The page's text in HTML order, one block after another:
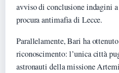
avviso di conclusione indagini
procura antimafia di Lecce.
Parallelamente, Bari ha
riconoscimento: l’unica città
astronauti della missione